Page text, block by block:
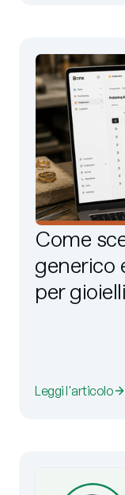
Come
generico
per gioielli
Leggi l'articolo